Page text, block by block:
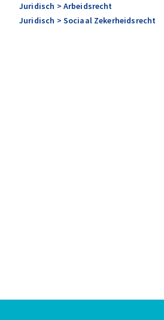
Juridisch > Arbeidsrecht
Juridisch > Sociaal Zekerheidsrecht